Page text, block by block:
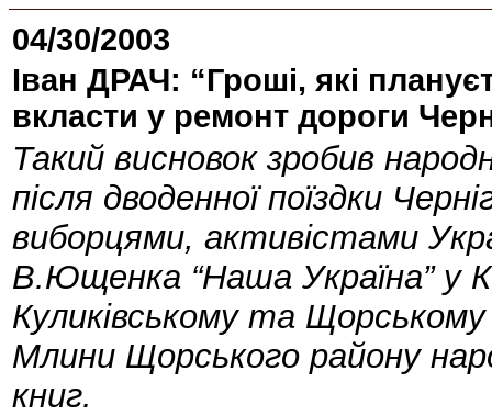
04/30/2003
Iван ДРАЧ: “Грошi, які
вкласти у ремонт дороги
Такий висновок зробив
пiсля дводенної поїздки
виборцями, активiстами
В.Ющенка “Наша Україна” у
Куликiвському та
Млини Щорського району
книг.